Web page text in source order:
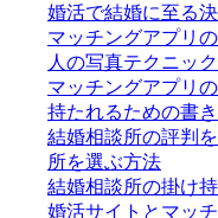
婚活で結婚に至る
マッチングアプリ
人の写真テクニック
マッチングアプリ
持たれるための書
結婚相談所の評判
所を選ぶ方法
結婚相談所の掛け
婚活サイトとマッ